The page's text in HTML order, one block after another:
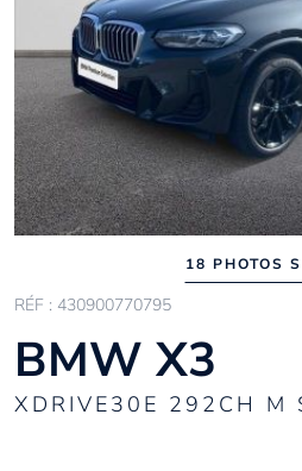
18 PHOTOS
RÉF : 430900770795
BMW X3
XDRIVE30E 292CH M